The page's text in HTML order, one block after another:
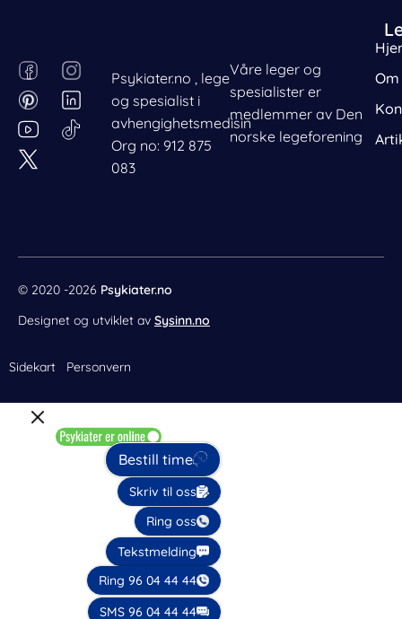
Psykiater.no , lege
og spesialist i
avhengighetsmedisin
Org no: 912 875
083
Våre leger og
spesialister er
medlemmer av Den
norske legeforening
F
a
c
e
b
o
I
n
s
t
P
i
n
t
e
r
L
i
n
k
© 2020 -2026 Psykiater.no
Designet og utviklet av Sysinn.no
Sidekart Personvern
Bestill time
Skriv til oss
Ring oss
Tekstmelding
Ring 96 04 44 44
SMS 96 04 44 44